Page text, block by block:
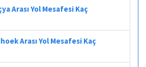
Arası Yol Mesafesi Kaç
Arası Yol Mesafesi Kaç